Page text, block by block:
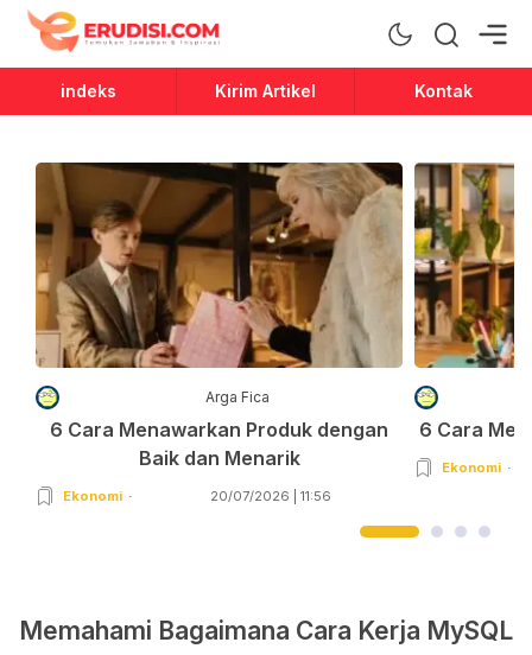
Erudisi
Temukan Jawaban dan Inspirasi
indeks Kirim Artikel Kontak
Arga Fica
6 Cara Menawarkan Produk dengan
Baik dan Menarik
Ekonomi 20/07/2026 | 11:56
6 Cara
Ekonomi
Memahami Bagaimana Cara Kerja MySQL